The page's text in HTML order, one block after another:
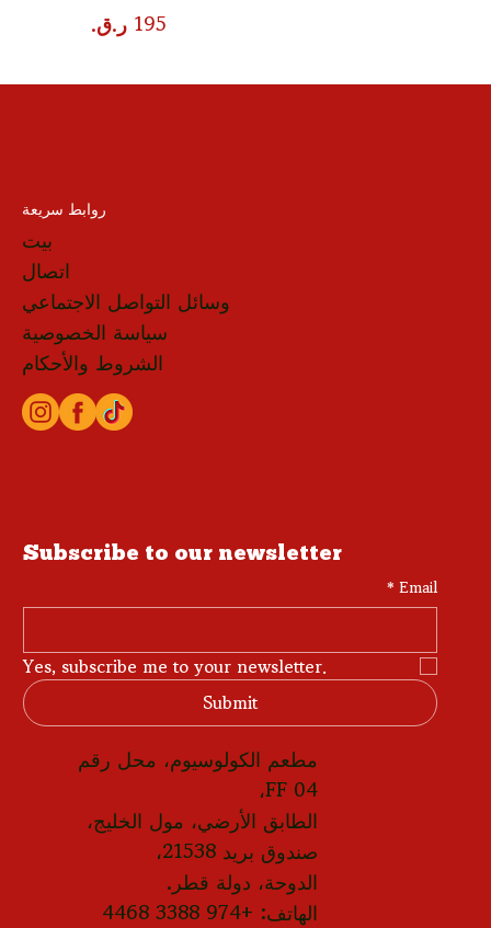
روابط سريعة
بيت
اتصال
وسائل التواصل الاجتماعي
سياسة الخصوصية
الشروط والأحكام
Subscribe to our newsletter
Email
*
Yes, subscribe me to your newsletter.
Submit
مطعم الكولوسيوم، محل رقم
FF 04،
الطابق الأرضي، مول الخليج،
صندوق بريد 21538،
الدوحة، دولة قطر.
الهاتف: +974 3388 4468